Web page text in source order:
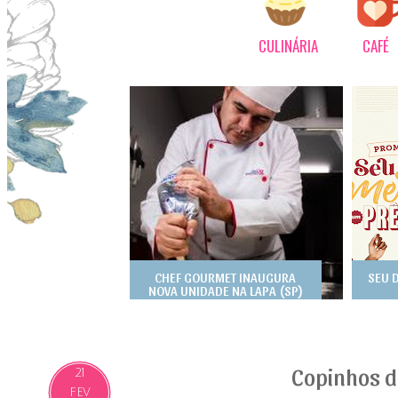
CULINÁRIA CAFÉ
CHEF GOURMET INAUGURA
NOVA UNIDADE NA LAPA (SP)
SEU
21
FEV
Copinhos